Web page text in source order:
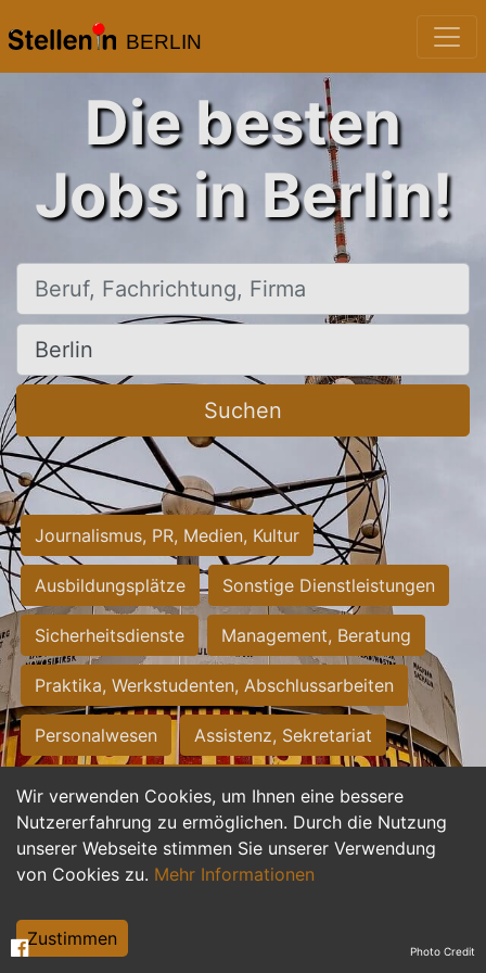
BERLIN
Wir verwenden Cookies, um Ihnen eine bessere
Nutzererfahrung zu ermöglichen. Durch die Nutzung
unserer Webseite stimmen Sie unserer Verwendung
von Cookies zu. Mehr Informationen
Zustimmen
Die besten
Jobs in Berlin!
Beruf, Fachrichtung, Firma
Ort, Stadt
Suchen
Journalismus, PR, Medien, Kultur
Ausbildungsplätze Sonstige Dienstleistungen
Sicherheitsdienste Management, Beratung
Praktika, Werkstudenten, Abschlussarbeiten
Personalwesen Assistenz, Sekretariat
Hilfskräfte, Aushilfs- und Nebenjobs
Einkauf, Logistik, Materialwirtschaft
Weiterbildung, Studium, duale Ausbildung
Tourismus
Photo Credit